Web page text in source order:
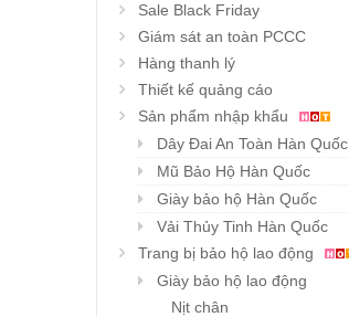
Sale Black Friday
Giám sát an toàn PCCC
Hàng thanh lý
Thiết kế quảng cáo
Sản phẩm nhập khẩu
Dây Đai An Toàn Hàn Quốc
Mũ Bảo Hộ Hàn Quốc
Giày bảo hộ Hàn Quốc
Vải Thủy Tinh Hàn Quốc
Trang bị bảo hộ lao động
Giày bảo hộ lao động
Nịt chân